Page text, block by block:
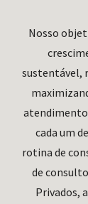
Nosso
sustentável,
atendimento
cada um
rotina de
de
Privados,